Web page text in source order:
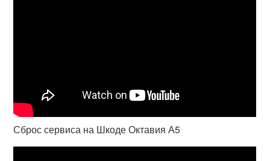
Сброс сервиса на Шкоде Октавия А5